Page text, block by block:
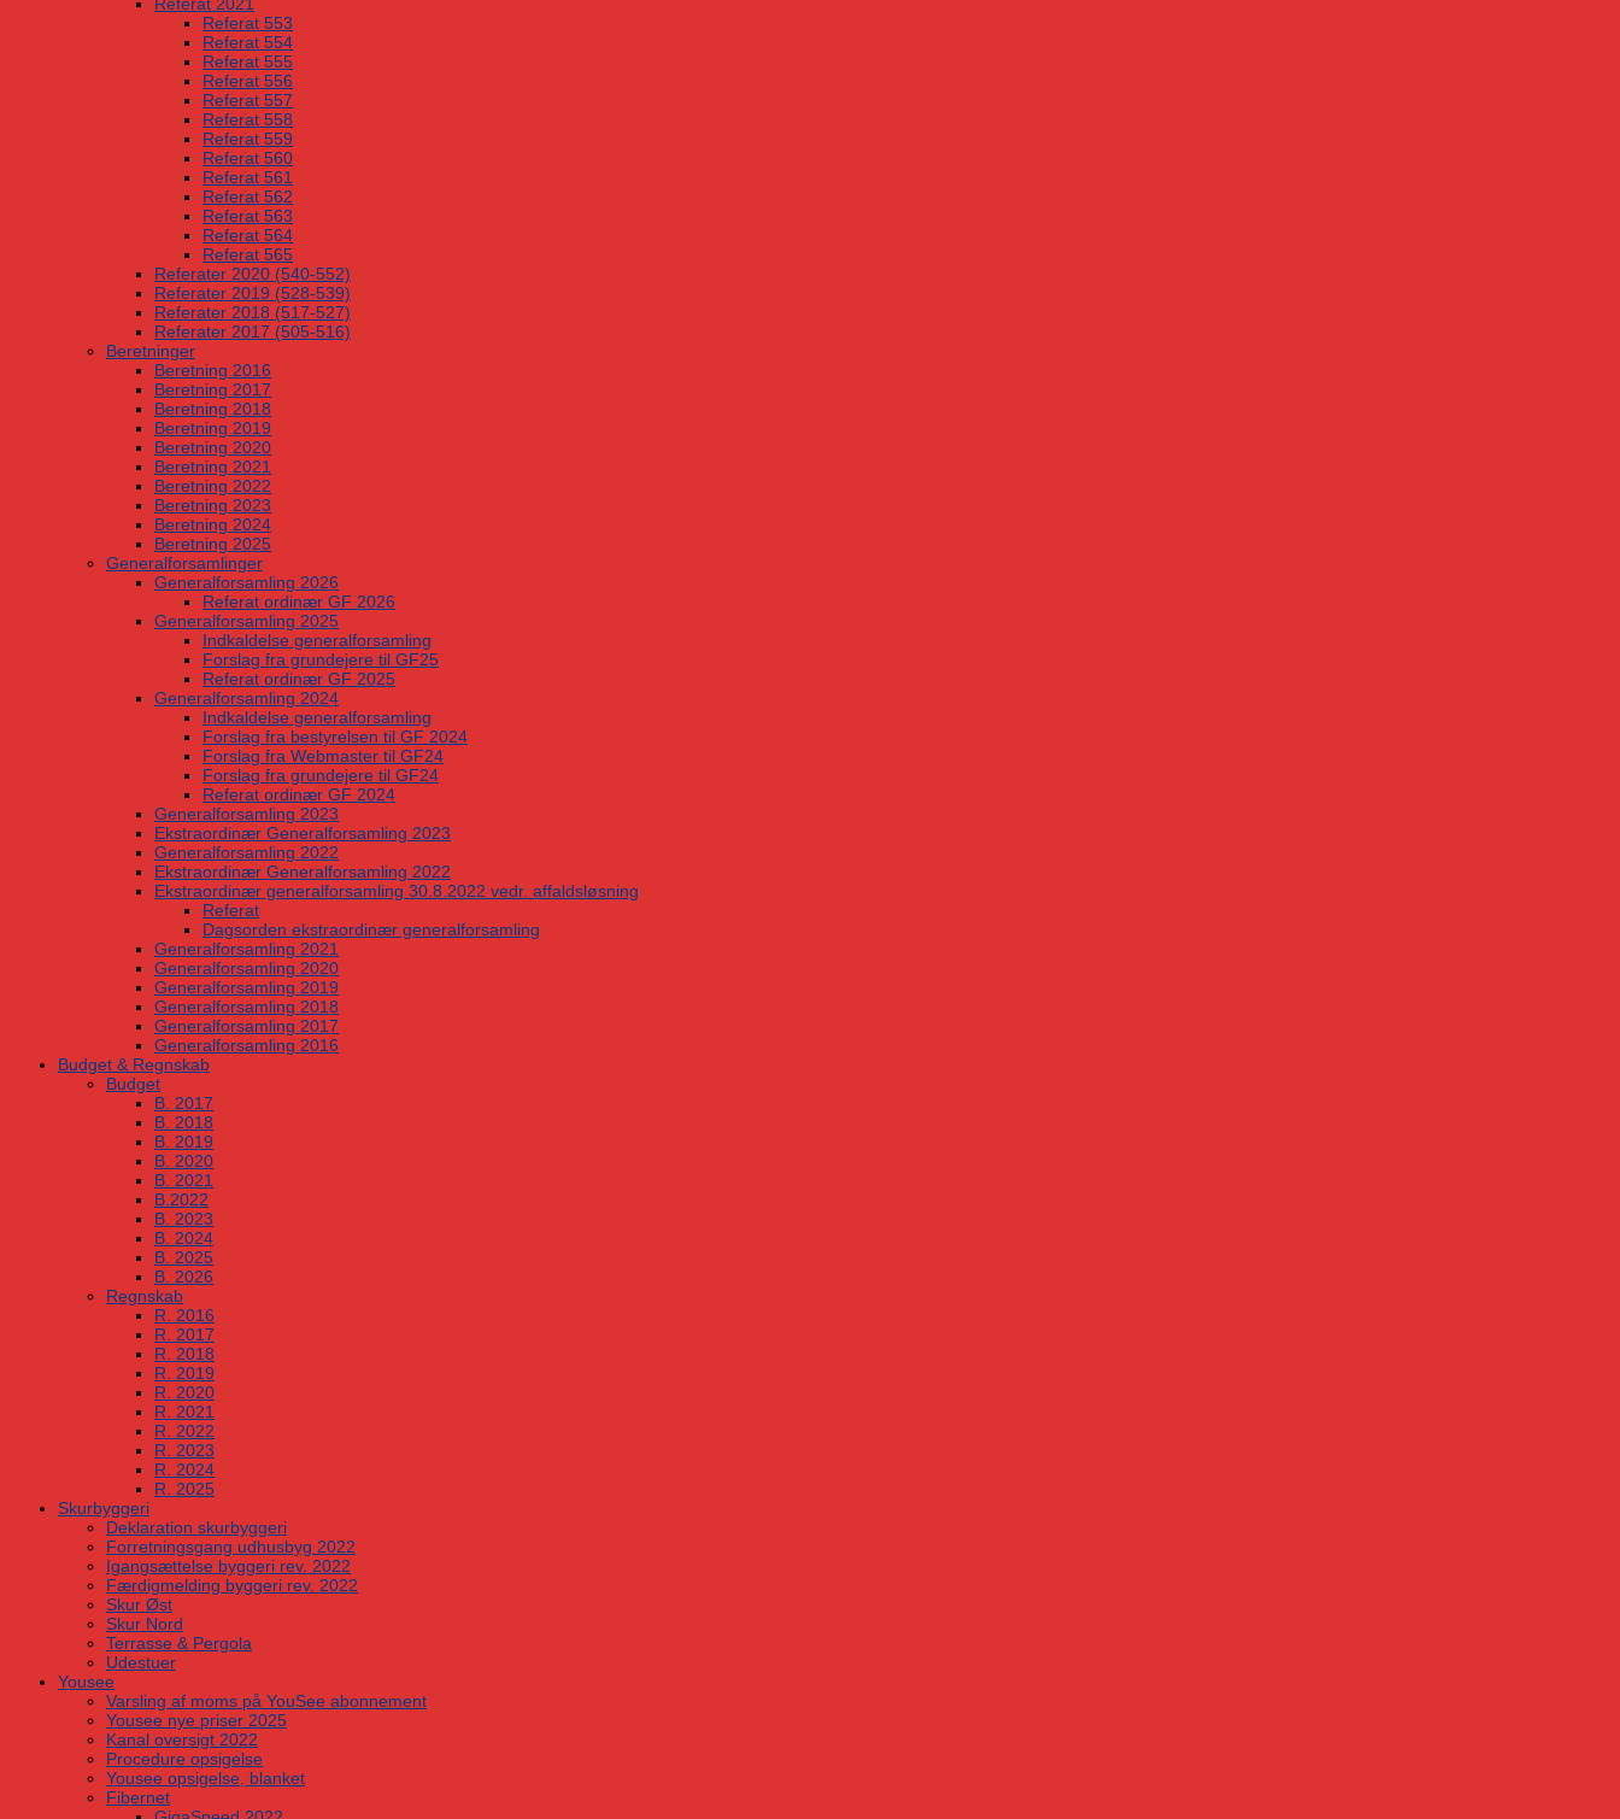
Referat 553
Referat 554
Referat 555
Referat 556
Referat 557
Referat 558
Referat 559
Referat 560
Referat 561
Referat 562
Referat 563
Referat 564
Referat 565
Referater 2020 (540-552)
Referater 2019 (528-539)
Referater 2018 (517-527)
Referater 2017 (505-516)
Beretninger
Beretning 2016
Beretning 2017
Beretning 2018
Beretning 2019
Beretning 2020
Beretning 2021
Beretning 2022
Beretning 2023
Beretning 2024
Beretning 2025
Generalforsamlinger
Generalforsamling 2026
Referat ordinær GF 2026
Generalforsamling 2025
Indkaldelse generalforsamling
Forslag fra grundejere til GF25
Referat ordinær GF 2025
Generalforsamling 2024
Indkaldelse generalforsamling
Forslag fra bestyrelsen til GF 2024
Forslag fra Webmaster til GF24
Forslag fra grundejere til GF24
Referat ordinær GF 2024
Generalforsamling 2023
Ekstraordinær Generalforsamling 2023
Generalforsamling 2022
Ekstraordinær Generalforsamling 2022
Ekstraordinær generalforsamling 30.8.2022 vedr. affaldsløsning
Referat
Dagsorden ekstraordinær generalforsamling
Generalforsamling 2021
Generalforsamling 2020
Generalforsamling 2019
Generalforsamling 2018
Generalforsamling 2017
Generalforsamling 2016
Budget & Regnskab
Budget
B. 2017
B. 2018
B. 2019
B. 2020
B. 2021
B.2022
B. 2023
B. 2024
B. 2025
B. 2026
Regnskab
R. 2016
R. 2017
R. 2018
R. 2019
R. 2020
R. 2021
R. 2022
R. 2023
R. 2024
R. 2025
Skurbyggeri
Deklaration skurbyggeri
Forretningsgang udhusbyg 2022
Igangsættelse byggeri rev. 2022
Færdigmelding byggeri rev. 2022
Skur Øst
Skur Nord
Terrasse & Pergola
Udestuer
Yousee
Varsling af moms på YouSee abonnement
Yousee nye priser 2025
Kanal oversigt 2022
Procedure opsigelse
Yousee opsigelse, blanket
Fibernet